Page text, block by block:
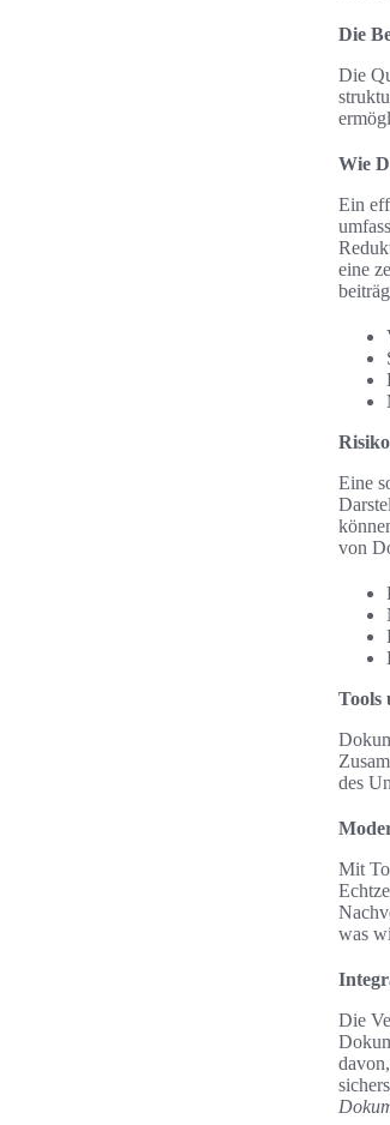
Die
Die
Wie
Ein
eine
Eine
von
Tools
des
Mit
was
Die